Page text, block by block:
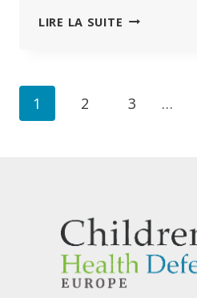
LIRE LA SUITE UNE
L’A
AUX
VACCINS
ANTI-
COVID
Navigation
1 2 3 …